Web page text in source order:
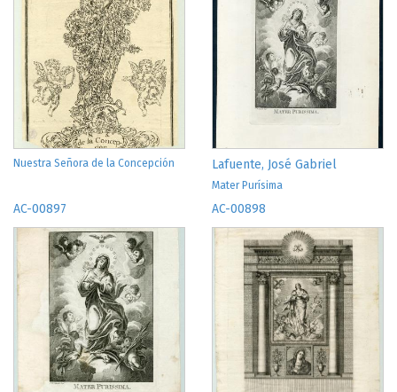
Nuestra Señora de la Concepción Lafuente, José Gabriel
Mater Purísima
AC-00897 AC-00898